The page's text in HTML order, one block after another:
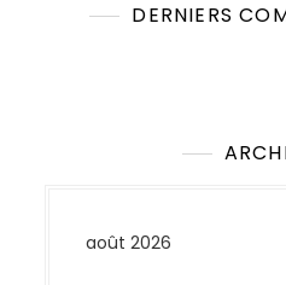
DERNIERS
août 2026